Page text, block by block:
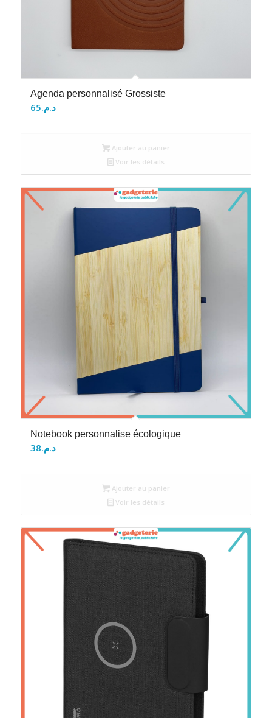
Agenda personnalisé Grossiste
د.م.65
Ajouter au panier
Voir les détails
Notebook personnalise écologique
د.م.38
Ajouter au panier
Voir les détails